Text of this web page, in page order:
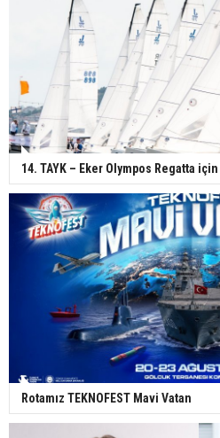
14. TAYK – Eker Olympos Regatta
Rotamız TEKNOFEST Mavi Vatan